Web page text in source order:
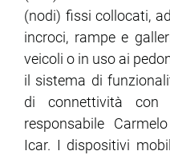
(nodi) fissi collocati,
incroci, rampe e
veicoli o in uso ai
il sistema di
di connettività con
responsabile
Icar. I dispositivi